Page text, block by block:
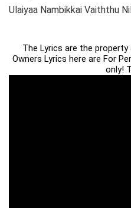
Ulaiyaa Nambikkai Vaiththu
The Lyrics are the
Owners Lyrics here are For
only!